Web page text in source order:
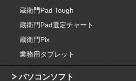
蔵衛門Pad Tough
蔵衛門Pad選定チャート
蔵衛門Pix
業務用タブレット
パソコンソフト